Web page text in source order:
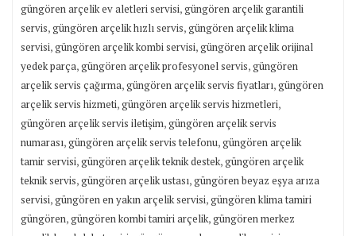
güngören arçelik ev aletleri servisi,güngören arçelik garantili
servis,güngören arçelik hızlı servis,güngören arçelik klima
servisi,güngören arçelik kombi servisi,güngören arçelik orijinal
yedek parça,güngören arçelik profesyonel servis,güngören
arçelik servis çağırma,güngören arçelik servis fiyatları,güngören
arçelik servis hizmeti,güngören arçelik servis hizmetleri,
güngören arçelik servis iletişim,güngören arçelik servis
numarası,güngören arçelik servis telefonu,güngören arçelik
tamir servisi,güngören arçelik teknik destek,güngören arçelik
teknik servis,güngören arçelik ustası,güngören beyaz eşya arıza
servisi,güngören en yakın arçelik servisi,güngören klima tamiri
güngören,güngören kombi tamiri arçelik,güngören merkez